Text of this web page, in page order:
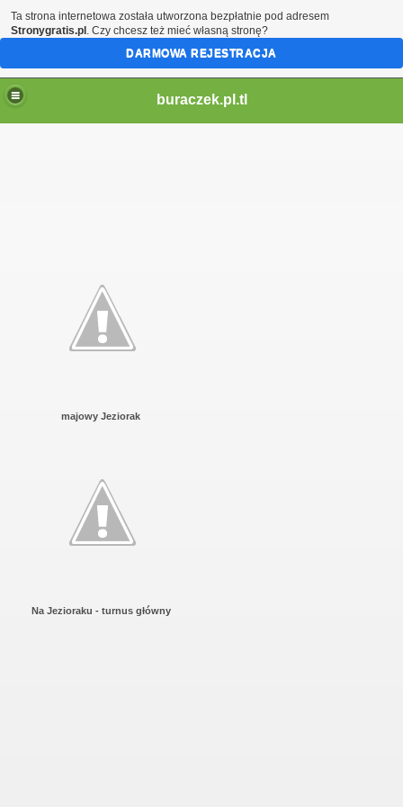
buraczek.pl.tl
majowy Jeziorak
Na Jezioraku - turnus główny
Ta strona internetowa została utworzona bezpłatnie pod adresem
Stronygratis.pl . Czy chcesz też mieć własną stronę?
DARMOWA REJESTRACJA